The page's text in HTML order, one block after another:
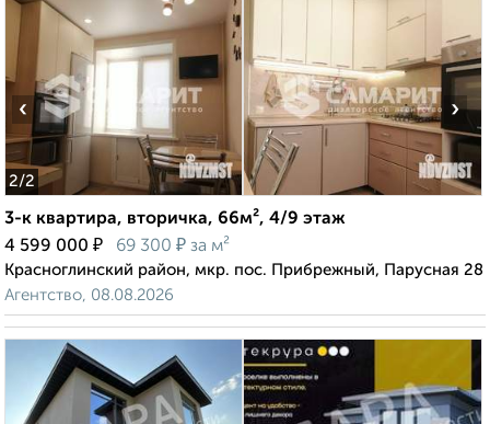
2/2
‹ ›
3-к квартира, вторичка, 66м², 4/9 этаж
4 599 000 ₽ 69 300 ₽ за м²
Красноглинский район, мкр. пос. Прибрежный, Парусная 28
Агентство, 08.08.2026